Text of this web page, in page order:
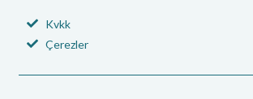
Kvkk
Çerezler